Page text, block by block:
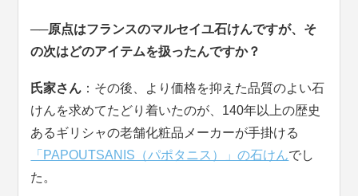
──原点はフランスのマルセイユ石けんですが、そ
の次はどのアイテムを扱ったんですか？
氏家さん ：その後、より価格を抑えた品質のよい石
けんを求めてたどり着いたのが、140年以上の歴史
あるギリシャの老舗化粧品メーカーが手掛ける
「PAPOUTSANIS（パポタニス）」の石けんでし
た。